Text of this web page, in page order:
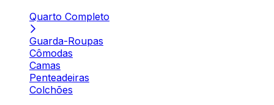
Quarto Completo
Guarda-Roupas
Cômodas
Camas
Penteadeiras
Colchões